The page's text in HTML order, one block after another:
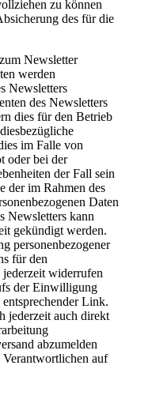
zu können
des für die
Newsletter
werden
Newsletters
des Newsletters
dies für den Betrieb
im Falle von
oder bei der
der Fall sein
der im Rahmen des
Daten
Newsletters kann
gekündigt werden.
personenbezogener
für den
widerrufen
der Einwilligung
Link.
jederzeit auch direkt
abzumelden
Verantwortlichen auf